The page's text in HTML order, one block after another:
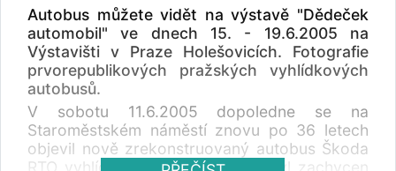
Autobus můžete vidět na výstavě "Dědeček
automobil" ve dnech 15. - 19.6.2005 na
Výstavišti v Praze Holešovicích. Fotografie
prvorepublikových pražských vyhlídkových
autobusů.
V sobotu 11.6.2005 dopoledne se na
Staroměstském náměstí znovu po 36 letech
objevil nově zrekonstruovaný autobus Škoda
RTO vyhlídkový. Tento autobus byl zachycen